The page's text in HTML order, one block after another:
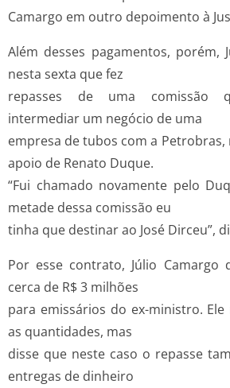
Camargo em outro depoimento à
Além desses pagamentos, porém,
nesta sexta que fez
repasses de uma comissão
intermediar um negócio de uma
empresa de tubos com a
apoio de Renato Duque.
“Fui chamado novamente pelo
metade dessa comissão eu
tinha que destinar ao José Dirceu”,
Por esse contrato, Júlio Camargo
cerca de R$ 3 milhões
para emissários do ex-ministro.
as quantidades, mas
disse que neste caso o repasse
entregas de dinheiro